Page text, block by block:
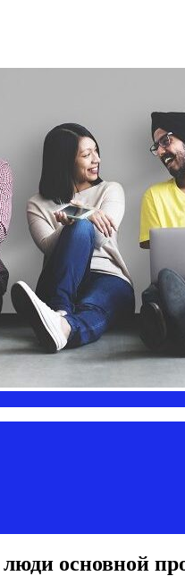
основной